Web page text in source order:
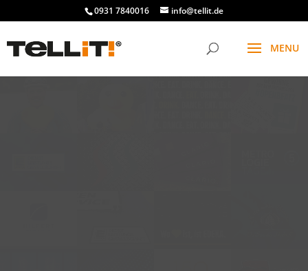
0931 7840016 info@tellit.de